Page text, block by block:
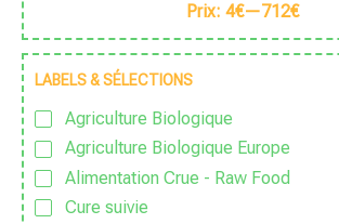
Prix: 4€—712€
LABELS & SÉLECTIONS
Agriculture Biologique
Agriculture Biologique Europe
Alimentation Crue - Raw Food
Cure suivie